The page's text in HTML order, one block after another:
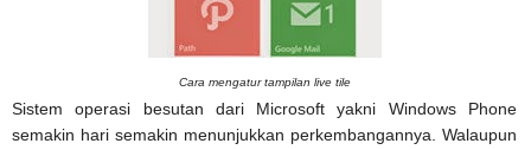
Cara mengatur tampilan live tile
Sistem operasi besutan dari Microsoft yakni Windows Phone
semakin hari semakin menunjukkan perkembangannya. Walaupun